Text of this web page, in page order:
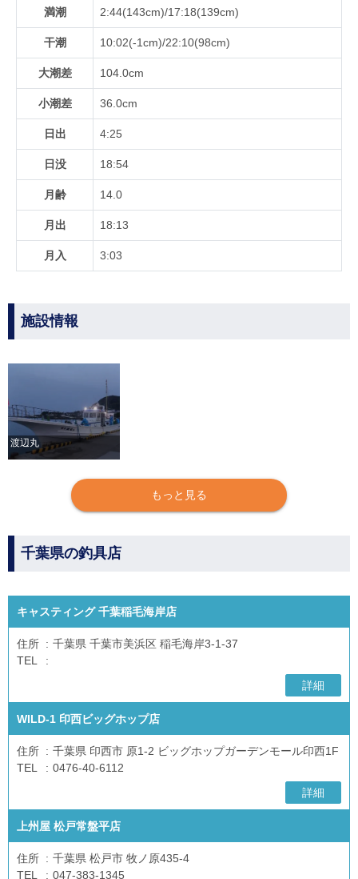
満潮 2:44(143cm)/17:18(139cm)
干潮 10:02(-1cm)/22:10(98cm)
大潮差 104.0cm
小潮差 36.0cm
日出 4:25
日没 18:54
月齢 14.0
月出 18:13
月入 3:03
施設情報
渡辺丸
もっと見る
千葉県の釣具店
キャスティング 千葉稲毛海岸店
住所
千葉県 千葉市美浜区 稲毛海岸3-1-37
TEL
詳細
WILD-1 印西ビッグホップ店
住所
千葉県 印西市 原1-2 ビッグホップガーデンモール印西1F
TEL
0476-40-6112
詳細
上州屋 松戸常盤平店
住所
千葉県 松戸市 牧ノ原435-4
TEL
047-383-1345